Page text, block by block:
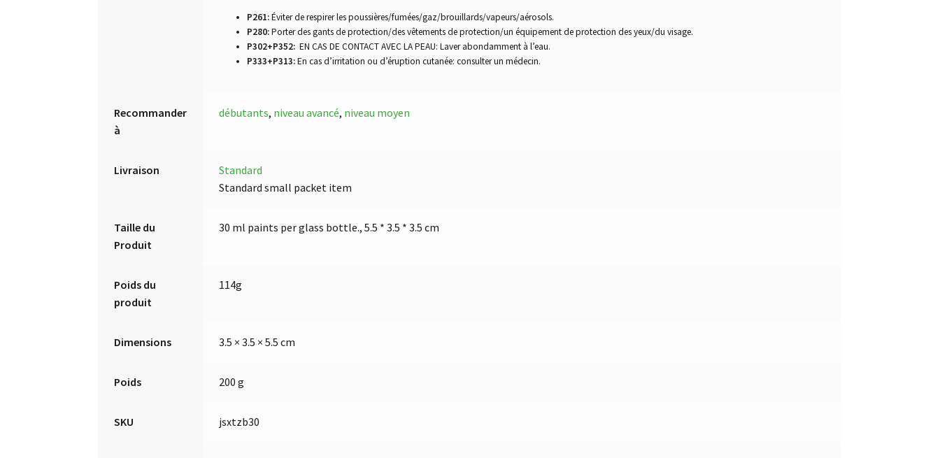
P261:Éviter de respirer les poussières/fumées/gaz/brouillards/vapeurs/aérosols.
P280:Porter des gants de protection/des vêtements de protection/un équipement de protection des yeux/du visage.
P302+P352: EN CAS DE CONTACT AVEC LA PEAU: Laver abondamment à l’eau.
P333+P313:En cas d’irritation ou d’éruption cutanée: consulter un médecin.
Recommander
à
débutants, niveau avancé, niveau moyen
Livraison
Standard
Standard small packet item
Taille du
Produit
30 ml paints per glass bottle., 5.5 * 3.5 * 3.5 cm
Poids du
produit
114g
Dimensions 3.5 × 3.5 × 5.5 cm
Poids 200 g
SKU jsxtzb30